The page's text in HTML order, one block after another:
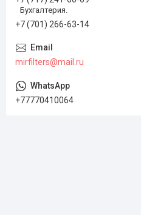
Бухгалтерия.
+7 (701) 266-63-14
mirfilters@mail.ru
+77770410064